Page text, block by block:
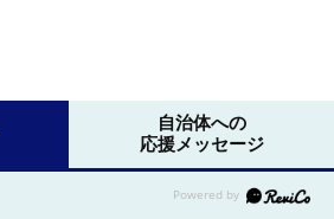
自治体への
応援メッセージ